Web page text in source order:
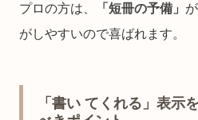
プロの方は、 「短冊の予備」
がしやすいので喜ばれます。
「書い てくれる」表示